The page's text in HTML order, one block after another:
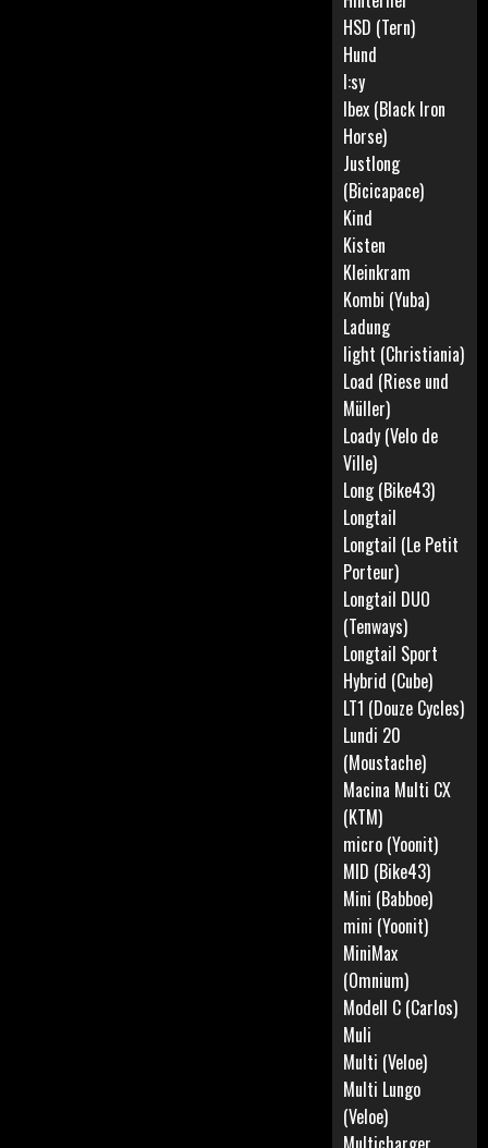
HSD (Tern)
Hund
I:sy
Ibex (Black Iron
Horse)
Justlong
(Bicicapace)
Kind
Kisten
Kleinkram
Kombi (Yuba)
Ladung
light (Christiania)
Load (Riese und
Müller)
Loady (Velo de
Ville)
Long (Bike43)
Longtail
Longtail (Le Petit
Porteur)
Longtail DUO
(Tenways)
Longtail Sport
Hybrid (Cube)
LT1 (Douze Cycles)
Lundi 20
(Moustache)
Macina Multi CX
(KTM)
micro (Yoonit)
MID (Bike43)
Mini (Babboe)
mini (Yoonit)
MiniMax
(Omnium)
Modell C (Carlos)
Muli
Multi (Veloe)
Multi Lungo
(Veloe)